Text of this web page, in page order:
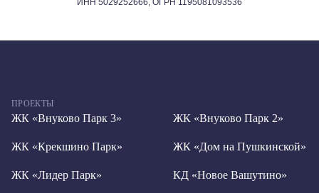
ПРОЕКТЫ
ЖК «Внуково Парк 3» ЖК «Внуково Парк 2»
ЖК «Крекшино Парк» ЖК «Дом на Пушкинской»
ЖК «Лидер Парк» КД «Новое Вашутино»